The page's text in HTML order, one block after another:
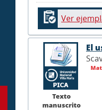
Ver
Texto
manuscrito
El